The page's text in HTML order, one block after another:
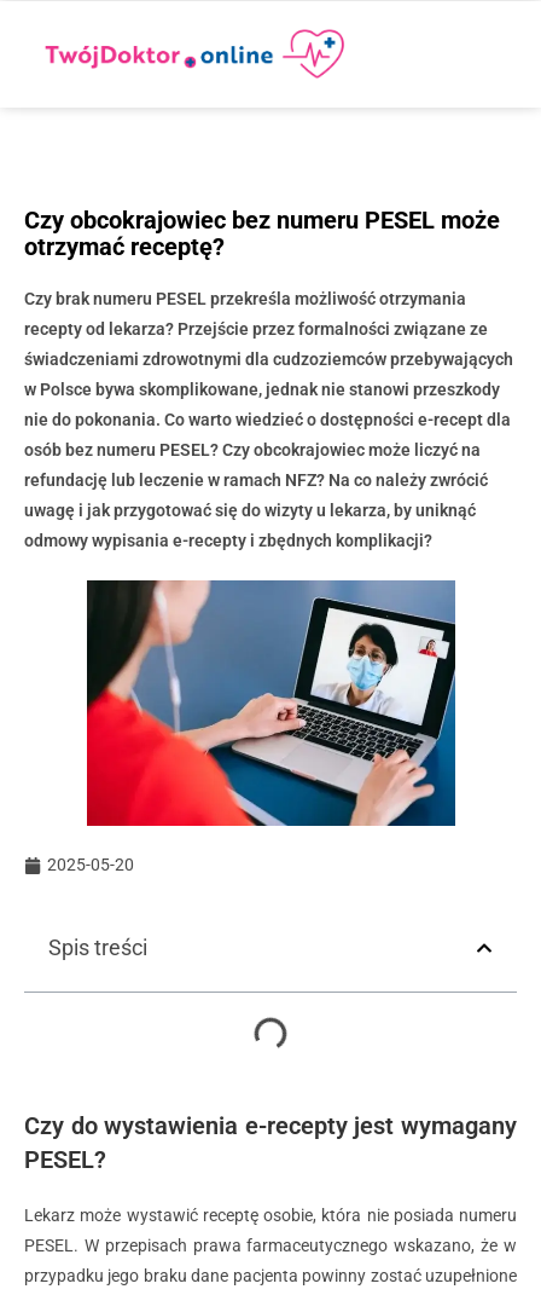
Czy obcokrajowiec bez numeru PESEL może
otrzymać receptę?
Czy brak numeru PESEL przekreśla możliwość otrzymania
recepty od lekarza? Przejście przez formalności związane ze
świadczeniami zdrowotnymi dla cudzoziemców przebywających
w Polsce bywa skomplikowane, jednak nie stanowi przeszkody
nie do pokonania. Co warto wiedzieć o dostępności e-recept dla
osób bez numeru PESEL? Czy obcokrajowiec może liczyć na
refundację lub leczenie w ramach NFZ? Na co należy zwrócić
uwagę i jak przygotować się do wizyty u lekarza, by uniknąć
odmowy wypisania e-recepty i zbędnych komplikacji?
2025-05-20
Spis treści
Czy do wystawienia e-recepty jest wymagany
PESEL?
Lekarz może wystawić receptę osobie, która nie posiada numeru
PESEL. W przepisach prawa farmaceutycznego wskazano, że w
przypadku jego braku dane pacjenta powinny zostać uzupełnione